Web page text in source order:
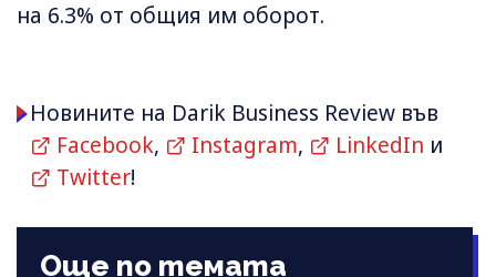
на 6.3% от общия им оборот.
Новините на Darik Business Review във
Facebook, Instagram, LinkedIn и
Twitter!
Още по темата